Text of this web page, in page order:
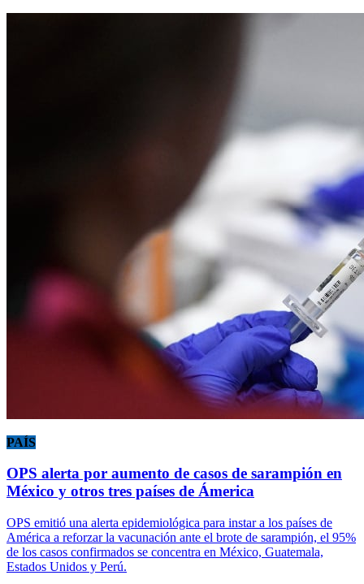
PAÍS
OPS alerta por aumento de casos de sarampión en
México y otros tres países de Ámerica
OPS emitió una alerta epidemiológica para instar a los países de
América a reforzar la vacunación ante el brote de sarampión, el 95%
de los casos confirmados se concentra en México, Guatemala,
Estados Unidos y Perú.